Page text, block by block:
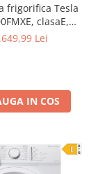
frigorifica Tesla
clasaE,
No Frost, Display
Lei
IN COS